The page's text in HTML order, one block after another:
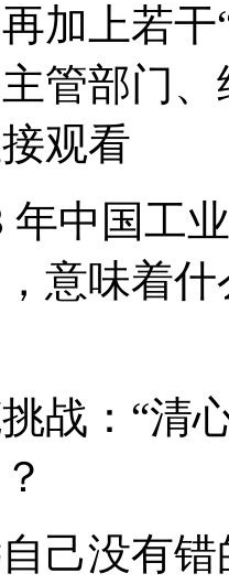
加上若
管部门
观看
年中国工
意味着
战：“清
己没有